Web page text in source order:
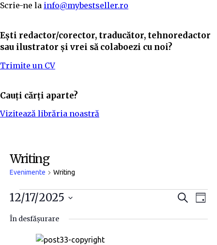
Scrie-ne la info@mybestseller.ro
Ești redactor/corector, traducător, tehnoredactor
sau ilustrator și vrei să colaboezi cu noi?
Trimite un CV
Cauți cărți aparte?
Vizitează librăria noastră
Writing
Evenimente Writing
N
a
C
N
a
Z
12/17/2025
e
În desfășurare